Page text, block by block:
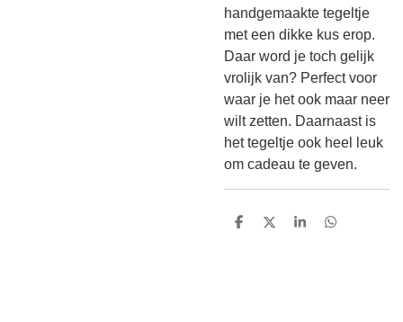
handgemaakte tegeltje
met een dikke kus erop.
Daar word je toch gelijk
vrolijk van? Perfect voor
waar je het ook maar neer
wilt zetten. Daarnaast is
het tegeltje ook heel leuk
om cadeau te geven.
D
D
S
D